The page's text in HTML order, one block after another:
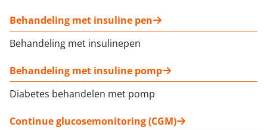
Behandeling met insuline pen
Behandeling met insulinepen
Behandeling met insuline pomp
Diabetes behandelen met pomp
Continue glucosemonitoring (CGM)